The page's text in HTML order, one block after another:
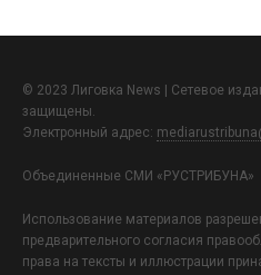
© 2023 Лиговка News | Сетевое
защищены.
Электронный адрес:
Объединенные СМИ «РУСТРИБУНА»
Использование материалов
предварительного согласия
права на тексты и иллюстрации